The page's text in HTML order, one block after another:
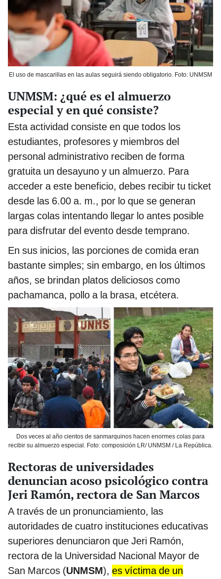
El uso de mascarillas en las aulas seguirá siendo obligatorio. Foto: UNMSM
UNMSM: ¿qué es el almuerzo
especial y en qué consiste?
Esta actividad consiste en que todos los
estudiantes, profesores y miembros del
personal administrativo reciben de forma
gratuita un desayuno y un almuerzo. Para
acceder a este beneficio, debes recibir tu ticket
desde las 6.00 a. m., por lo que se generan
largas colas intentando llegar lo antes posible
para disfrutar del evento desde temprano.
En sus inicios, las porciones de comida eran
bastante simples; sin embargo, en los últimos
años, se brindan platos deliciosos como
pachamanca, pollo a la brasa, etcétera.
Dos veces al año cientos de sanmarquinos hacen enormes colas para
recibir su almuerzo especial. Foto: composición LR/ UNMSM / La República.
Rectoras de universidades
denuncian acoso psicológico contra
Jeri Ramón, rectora de San Marcos
A través de un pronunciamiento, las
autoridades de cuatro instituciones educativas
superiores denunciaron que Jeri Ramón,
rectora de la Universidad Nacional Mayor de
San Marcos (UNMSM), es víctima de un